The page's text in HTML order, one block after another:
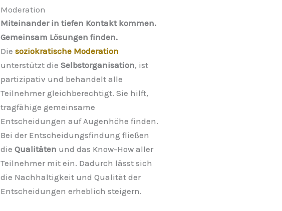
Moderation
Miteinander in tiefen Kontakt kommen.
Gemeinsam Lösungen finden.
Die soziokratische Moderation
unterstützt die Selbstorganisation, ist
partizipativ und behandelt alle
Teilnehmer gleichberechtigt. Sie hilft,
tragfähige gemeinsame
Entscheidungen auf Augenhöhe finden.
Bei der Entscheidungsfindung fließen
die Qualitäten und das Know-How aller
Teilnehmer mit ein. Dadurch lässt sich
die Nachhaltigkeit und Qualität der
Entscheidungen erheblich steigern.